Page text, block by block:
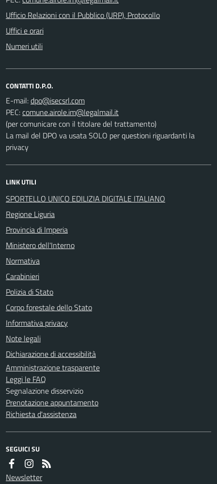
Ufficio Relazioni con il Pubblico (URP), Protocollo
Uffici e orari
Numeri utili
CONTATTI D.P.O.
E-mail:
PEC:
(per comunicare con il titolare del trattamento)
La mail del DPO va usata SOLO per questioni riguardanti la
privacy
LINK UTILI
SPORTELLO UNICO EDILIZIA DIGITALE ITALIANO
Regione Liguria
Provincia di Imperia
Ministero dell'Interno
Normativa
Carabinieri
Polizia di Stato
Corpo forestale dello Stato
Informativa privacy
Note legali
Dichiarazione di accessibilità
Amministrazione trasparente
Leggi le FAQ
Segnalazione disservizio
Prenotazione appuntamento
Richiesta d'assistenza
SEGUICI SU
Newsletter